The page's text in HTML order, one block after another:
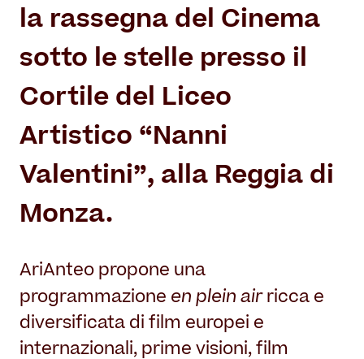
Villa Reale
Parco
Orangerie
la rassegna del Cinema
sotto le stelle presso il
Cortile del Liceo
Artistico “Nanni
Valentini”, alla Reggia di
Monza.
AriAnteo propone una
programmazione en plein airricca e
diversificata di film europei e
internazionali, prime visioni, film